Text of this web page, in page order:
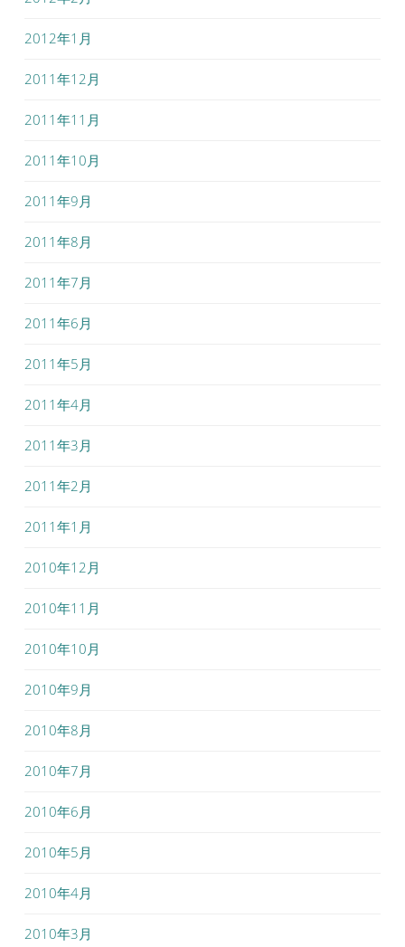
2012年1月
2011年12月
2011年11月
2011年10月
2011年9月
2011年8月
2011年7月
2011年6月
2011年5月
2011年4月
2011年3月
2011年2月
2011年1月
2010年12月
2010年11月
2010年10月
2010年9月
2010年8月
2010年7月
2010年6月
2010年5月
2010年4月
2010年3月